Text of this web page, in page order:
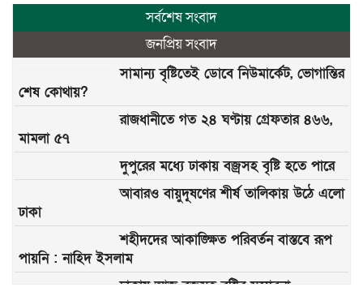
সর্বশেষ সংবাদ
জনপ্রিয় সংবাদ
সামান্য বৃষ্টিতেই ডোবে নিউমার্কেট, ভোগান্তির
শেষ কোথায়?
রাজধানীতে গত ২৪ ঘণ্টায় গ্রেফতার ৪৬৬,
মামলা ৫৭
দুপুরের মধ্যে ঢাকায় বজ্রসহ বৃষ্টি হতে পারে
আবারও বায়ুদূষণের শীর্ষ তালিকায় উঠে এলো
ঢাকা
শহীদদের আকাঙ্ক্ষিত পরিবর্তন বাস্তবে রূপ
পায়নি : নাহিদ ইসলাম
ঢাকায় আজ বজ্রসহ বৃষ্টির সম্ভাবনা